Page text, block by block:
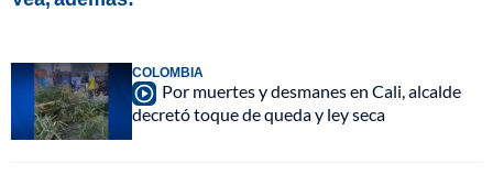
COLOMBIA
Por muertes y desmanes en Cali, alcalde
decretó toque de queda y ley seca